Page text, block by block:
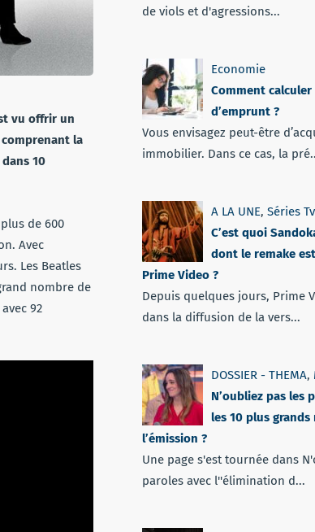
vu offrir un
la
10
de 600
Avec
Les Beatles
nombre de
92
de viols et d'agressions...
Economie
Comment calculer
d’emprunt ?
Vous envisagez peut-être
immobilier. Dans ce cas, la
A LA UNE, Séries Tv
C’est quoi
dont le remake
Prime Video ?
Depuis quelques jours, Prime
dans la diffusion de la vers...
DOSSIER - THEMA,
N’oubliez pas les
les 10 plus
l’émission ?
Une page s'est tournée dans
paroles avec l''élimination d...